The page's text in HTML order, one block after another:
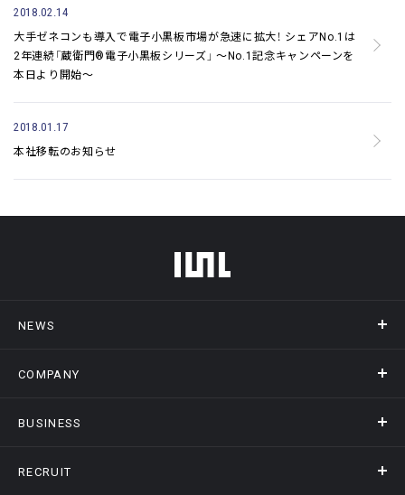
2018.02.14
大手ゼネコンも導入で電子小黒板市場が急速に拡大！ シェアNo.1は
2年連続「蔵衛門®電子小黒板シリーズ」 ～No.1記念キャンペーンを
本日より開始～
2018.01.17
本社移転のお知らせ
フッターメニュー
NEWS
ニュース
COMPANY
会社概要
BUSINESS
事業情報トップ
RECRUIT